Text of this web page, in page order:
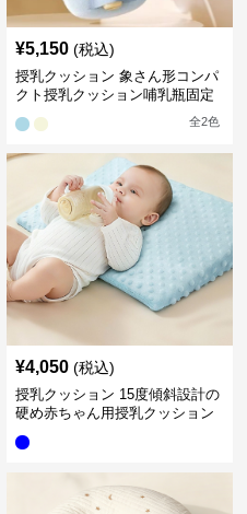
¥5,150 (税込)
授乳クッション 象さん形コンパ
クト授乳クッション哺乳瓶固定
全2色
¥4,050 (税込)
授乳クッション 15度傾斜設計の
硬め赤ちゃん用授乳クッション